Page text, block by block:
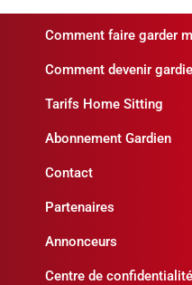
Comment faire garder
Comment devenir
Tarifs Home Sitting
Abonnement Gardien
Contact
Partenaires
Annonceurs
Centre de confidentialité